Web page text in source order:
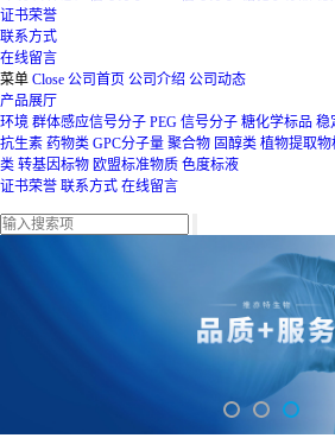
证书荣誉
联系方式
在线留言
菜单 Close 公司首页 公司介绍 公司动态
产品展厅
环境 群体感应信号分子 PEG 信号分子 糖化学标品 稳
抗生素 药物类 GPC分子量 聚合物 固醇类 植物提取物
类 转基因标物 欧盟标准物质 色度标液
证书荣誉 联系方式 在线留言